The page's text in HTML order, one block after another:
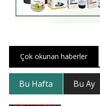
Çok okunan haberler
Bu Hafta Bu Ay